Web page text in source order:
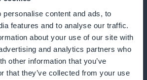
personalise content and ads, to
features and to analyse our traffic.
about your use of our site with
and analytics partners who
other information that you’ve
that they’ve collected from your use